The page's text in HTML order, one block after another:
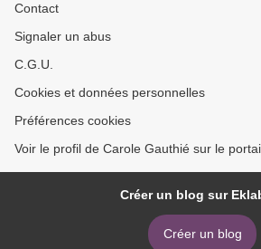
Contact
Signaler un abus
C.G.U.
Cookies et données personnelles
Préférences cookies
Voir le profil de Carole Gauthié sur le
Créer un blog sur
Créer un blog